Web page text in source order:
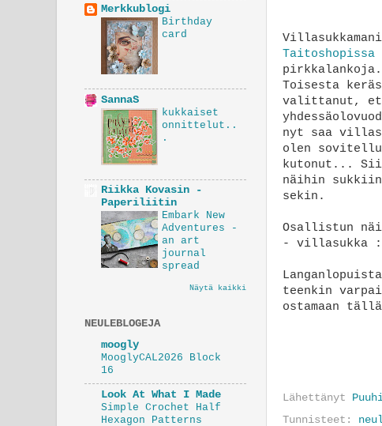
Taitoshopissa
pirkkalankoja.
Toisesta
valittanut,
nyt saa
olen
kutonut...
näihin
sekin.
Osallistun
- villasukka
teenkin
ostamaan
Lähettänyt
Tunnisteet:
Merkkublogi
Birthday
card
SannaS
kukkaiset
onnittelut..
.
Riikka Kovasin -
Paperiliitin
Embark New
Adventures -
an art
journal
spread
Näytä kaikki
NEULEBLOGEJA
moogly
MooglyCAL2026 Block
16
Look At What I Made
Simple Crochet Half
Hexagon Patterns